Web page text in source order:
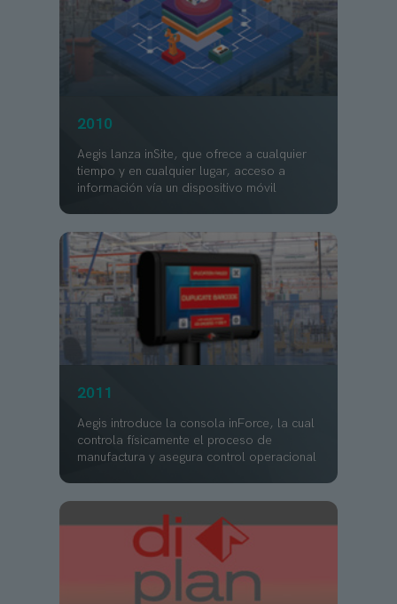
2010
Aegis lanza inSite, que ofrece a cualquier
tiempo y en cualquier lugar, acceso a
información vía un dispositivo móvil
2011
Aegis introduce la consola inForce, la cual
controla físicamente el proceso de
manufactura y asegura control operacional